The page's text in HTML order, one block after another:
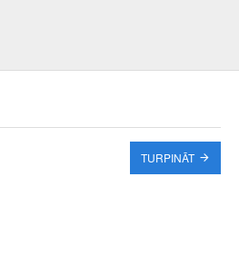
TURPINĀT